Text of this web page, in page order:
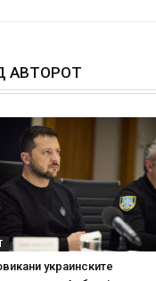
АВТОРОТ
украинските